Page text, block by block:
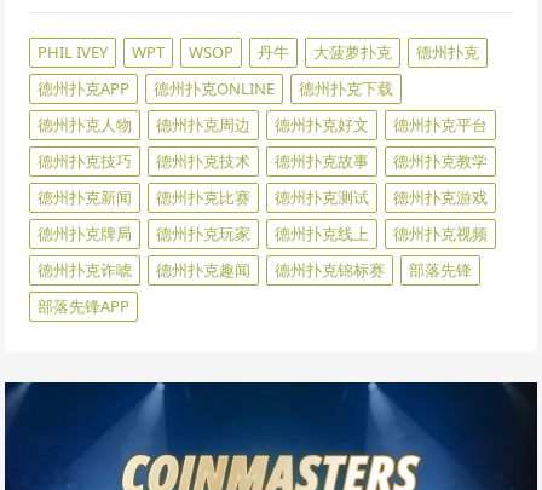
PHIL IVEY WPT WSOP 丹牛 大菠萝扑克
德州扑克
德州扑克APP
德州扑克ONLINE
德州扑克下载
德州扑克人物
德州扑克周边 德州扑克好文
德州扑克平台
德州扑克技巧
德州扑克技术 德州扑克故事
德州扑克教学
德州扑克新闻
德州扑克比赛 德州扑克测试
德州扑克游戏
德州扑克牌局
德州扑克玩家 德州扑克线上
德州扑克视频
德州扑克诈唬
德州扑克趣闻 德州扑克锦标赛
部落先锋
部落先锋APP